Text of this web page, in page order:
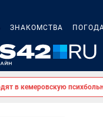
ЗНАКОМСТВА
в кемеровскую